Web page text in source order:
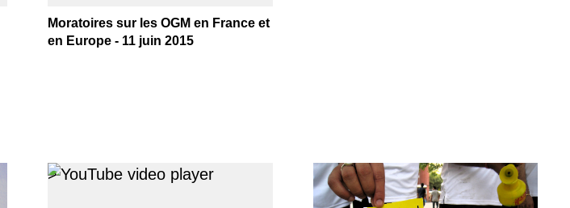
Moratoires sur les OGM en France et
en Europe - 11 juin 2015
>